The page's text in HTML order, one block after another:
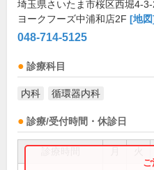
埼玉県さいたま市桜区西堀4-3-
ヨークフーズ中浦和店2F [地
048-714-5125
診療科目
内科 循環器内科
診療/受付時間・休診日